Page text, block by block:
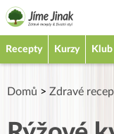
Recepty Kurzy Klub
Domů > Zdravé